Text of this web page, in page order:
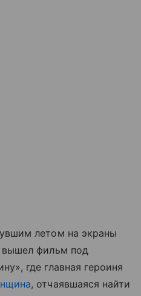
летом на экраны
вышел фильм под
где главная героиня
, отчаявшаяся найти